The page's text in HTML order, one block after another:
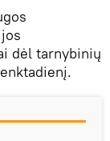
dėl tarnybinių